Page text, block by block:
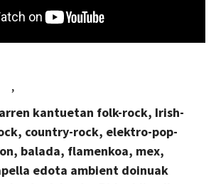
,
kantuetan folk-rock, Irish-
country-rock, elektro-pop-
balada, flamenkoa, mex,
edota ambient doinuak